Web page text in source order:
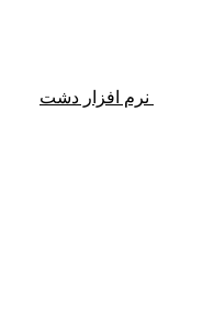
نرم افزار دشت